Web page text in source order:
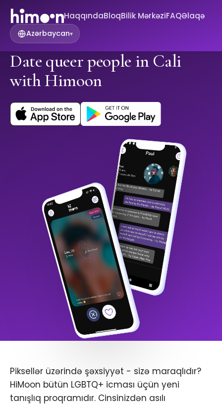
HaqqındaBloqBilik MərkəziFAQƏlaqə
Azərbaycan▾
Date queer people in Cali
with Himoon
Piksellər üzərində şəxsiyyət - sizə maraqlıdır?
HiMoon bütün LGBTQ+ icması üçün yeni
tanışlıq proqramıdır. Cinsinizdən asılı